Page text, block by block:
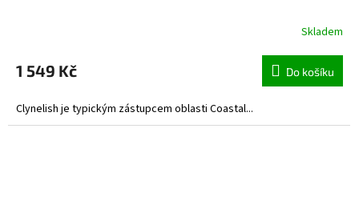
Skladem
1 549 Kč Do košíku
Clynelish je typickým zástupcem oblasti Coastal...